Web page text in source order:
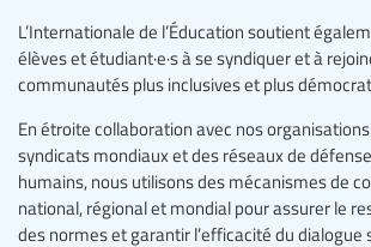
L’Internationale de l’Éducation soutient
élèves et étudiant·e·s à se syndiquer et à
communautés plus inclusives et plus
En étroite collaboration avec nos
syndicats mondiaux et des réseaux de
humains, nous utilisons des mécanismes de
national, régional et mondial pour assurer le
des normes et garantir l’efficacité du dialogue